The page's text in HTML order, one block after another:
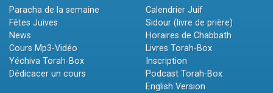
Paracha de la semaine
Fêtes Juives
News
Cours Mp3-Vidéo
Yéchiva Torah-Box
Dédicacer un cours
Calendrier Juif
Sidour (livre de prière)
Horaires de Chabbath
Livres Torah-Box
Inscription
Podcast Torah-Box
English Version